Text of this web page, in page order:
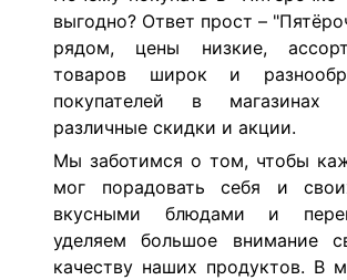
выгодно? Ответ прост –
рядом, цены низкие,
товаров широк и
покупателей в магазинах
различные скидки и акции.
Мы заботимся о том, чтобы
мог порадовать себя и
вкусными блюдами и
уделяем большое внимание
качеству наших продуктов. В